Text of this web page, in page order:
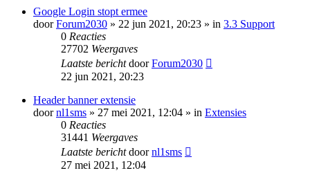
Google Login stopt ermee
doorForum2030 » 22 jun 2021, 20:23 » in 3.3 Support
0 Reacties
27702 Weergaves
Laatste berichtdoorForum2030
22 jun 2021, 20:23
Header banner extensie
doornl1sms » 27 mei 2021, 12:04 » in Extensies
0 Reacties
31441 Weergaves
Laatste berichtdoornl1sms
27 mei 2021, 12:04